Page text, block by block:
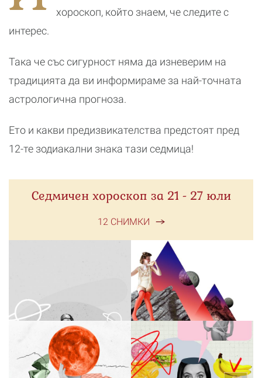
хороскоп, който знаем, че следите с
интерес.
Така че със сигурност няма да изневерим на
традицията да ви информираме за най-точната
астрологична прогноза.
Ето и какви предизвикателства предстоят пред
12-те зодиакални знака тази седмица!
Седмичен хороскоп за 21 - 27 юли
12 СНИМКИ